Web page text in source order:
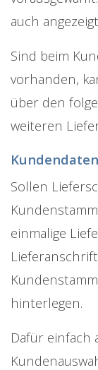
auch
Sind beim
vorhanden,
über den
weiteren
Sollen
einmalige
hinterlegen.
Dafür einfach